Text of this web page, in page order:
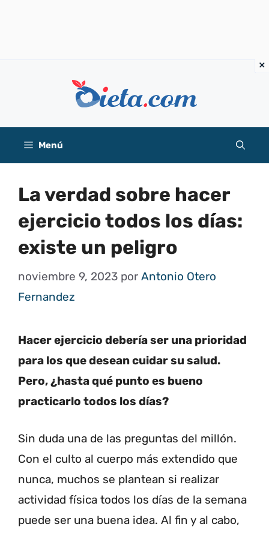
Menú
La verdad sobre hacer
ejercicio todos los días:
existe un peligro
noviembre 9, 2023 por Antonio Otero
Fernandez
Hacer ejercicio debería ser una prioridad
para los que desean cuidar su salud.
Pero, ¿hasta qué punto es bueno
practicarlo todos los días?
Sin duda una de las preguntas del millón.
Con el culto al cuerpo más extendido que
nunca, muchos se plantean si realizar
actividad física todos los días de la semana
puede ser una buena idea. Al fin y al cabo,